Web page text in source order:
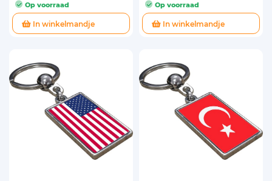
Op voorraad
In winkelmandje
Op voorraad
In winkelmandje